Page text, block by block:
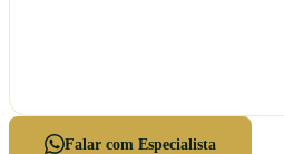
Falar com Especialista